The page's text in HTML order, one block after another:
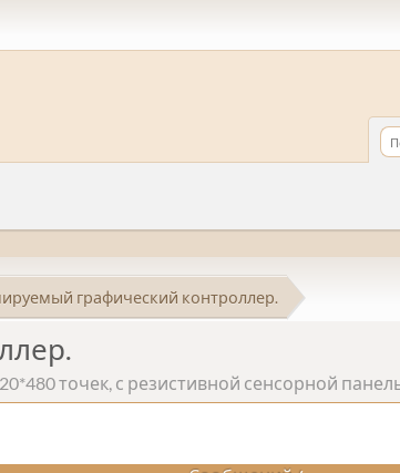
графический контроллер.
точек, с резистивной сенсорной